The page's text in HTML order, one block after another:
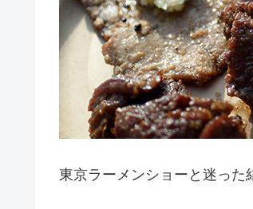
東京ラーメンショーと迷った